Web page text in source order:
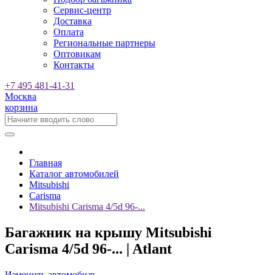
Сервис-центр
Доставка
Оплата
Региональные партнеры
Оптовикам
Контакты
+7 495 481-41-31
Москва
корзина
Главная
Каталог автомобилей
Mitsubishi
Carisma
Mitsubishi Carisma 4/5d 96-...
Багажник на крышу Mitsubishi
Carisma 4/5d 96-... | Atlant